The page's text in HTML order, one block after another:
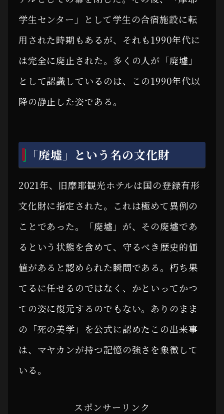
学生センター」として学生の合宿施設に転
用された時期もあるが、それも1990年代に
は完全に廃止された。多くの人が「廃墟」
として認識しているのは、この1990年代以
降の静止した姿である。
「廃墟」という名の文化財
2021年、旧摩耶観光ホテルは国の登録有形
文化財に指定された。これは極めて異例の
ことであった。「廃墟」が、その廃墟であ
るという状態を含めて、守るべき歴史的価
値があると認められた瞬間である。朽ち果
てるに任せるのではなく、かといってかつ
ての姿に復元するのでもない。ありのまま
の「死の美学」を公式に認めたこの出来事
は、マヤカンが持つ記憶の強さを象徴して
いる。
スポンサーリンク